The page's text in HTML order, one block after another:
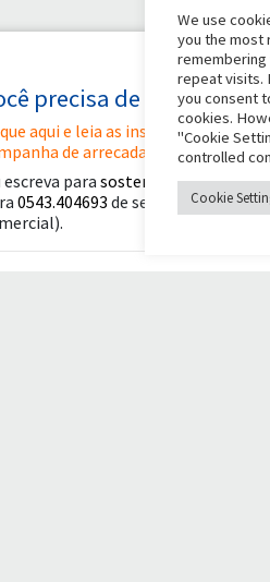
precisa de alguma
aqui e leia as instruções para
de arrecadação de fundos
escreva para
0543.404693 de segunda a sexta-
We use
you the most
repeat visits.
you consent
cookies.
"Cookie
controlled
Cookie